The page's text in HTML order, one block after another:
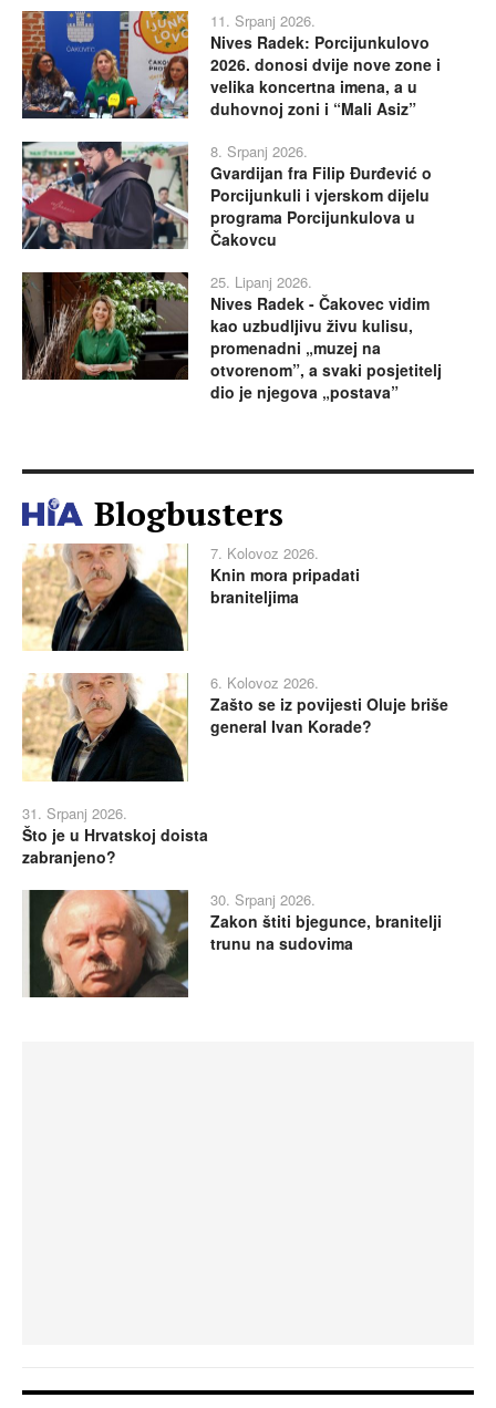
11. Srpanj 2026.
Nives Radek: Porcijunkulovo
2026. donosi dvije nove zone i
velika koncertna imena, a u
duhovnoj zoni i “Mali Asiz”
8. Srpanj 2026.
Gvardijan fra Filip Đurđević o
Porcijunkuli i vjerskom dijelu
programa Porcijunkulova u
Čakovcu
25. Lipanj 2026.
Nives Radek - Čakovec vidim
kao uzbudljivu živu kulisu,
promenadni „muzej na
otvorenom”, a svaki posjetitelj
dio je njegova „postava”
Blogbusters
7. Kolovoz 2026.
Knin mora pripadati
braniteljima
6. Kolovoz 2026.
Zašto se iz povijesti Oluje briše
general Ivan Korade?
31. Srpanj 2026.
Što je u Hrvatskoj doista
zabranjeno?
30. Srpanj 2026.
Zakon štiti bjegunce, branitelji
trunu na sudovima